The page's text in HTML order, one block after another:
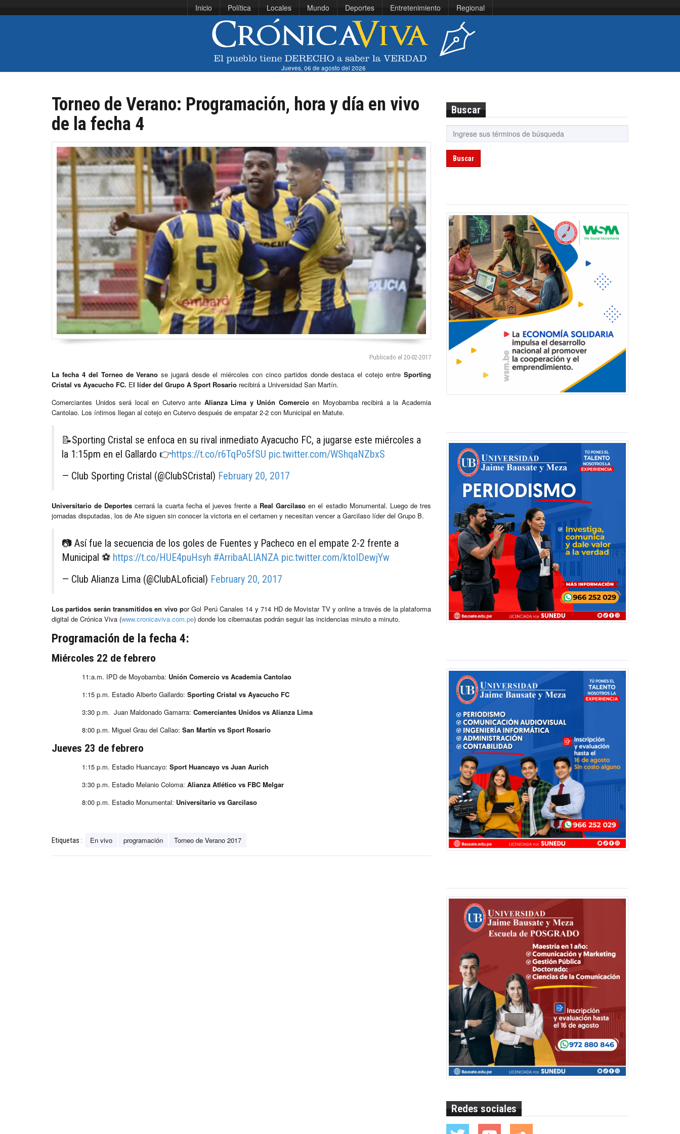
Inicio Política Locales Mundo Deportes Entretenimiento Regional
Jueves, 06 de agosto del 2026
Torneo de Verano: Programación, hora y día en vivo
de la fecha 4
Publicado el 20-02-2017
La fecha 4 del Torneo de Verano se jugará desde el miércoles con cinco partidos donde destaca el cotejo entreSporting
Cristal vs Ayacucho FC. El líder del Grupo A Sport Rosario recibirá a Universidad San Martín.
Comerciantes Unidos será local en Cutervo ante Alianza Lima y Unión Comercioen Moyobamba recibirá a la Academia
Cantolao. Los íntimos llegan al cotejo en Cutervo después de empatar 2-2 con Municipal en Matute.
📝Sporting Cristal se enfoca en su rival inmediato Ayacucho FC, a jugarse este miércoles a
la 1:15pm en el Gallardo 👉https://t.co/r6TqPo5fSU pic.twitter.com/WShqaNZbxS
— Club Sporting Cristal (@ClubSCristal) February 20, 2017
Universitario de Deportes cerrará la cuarta fecha el jueves frente a Real Garcilaso en el estadio Monumental. Luego de tres
jornadas disputadas, los de Ate siguen sin conocer la victoria en el certamen y necesitan vencer a Garcilaso líder del Grupo B.
📷 Así fue la secuencia de los goles de Fuentes y Pacheco en el empate 2-2 frente a
Municipal ⚽ https://t.co/HUE4puHsyh #ArribaALIANZA pic.twitter.com/ktoIDewjYw
— Club Alianza Lima (@ClubALoficial) February 20, 2017
Los partidos serán transmitidos en vivo por Gol Perú Canales 14 y 714 HD de Movistar TV y online a través de la plataforma
digital de Crónica Viva (www.cronicaviva.com.pe) donde los cibernautas podrán seguir las incidencias minuto a minuto.
Programación de la fecha 4:
Miércoles 22 de febrero
11:a.m. IPD de Moyobamba: Unión Comercio vs Academia Cantolao
1:15 p.m. Estadio Alberto Gallardo: Sporting Cristal vs Ayacucho FC
3:30 p.m. Juan Maldonado Gamarra: Comerciantes Unidos vs Alianza Lima
8:00 p.m. Miguel Grau del Callao: San Martín vs Sport Rosario
Jueves 23 de febrero
1:15 p.m. Estadio Huancayo: Sport Huancayo vs Juan Aurich
3:30 p.m. Estadio Melanio Coloma: Alianza Atlético vs FBC Melgar
8:00 p.m. Estadio Monumental: Universitario vs Garcilaso
Etiquetas : En vivo programación Torneo de Verano 2017
Buscar
Buscar
Redes sociales